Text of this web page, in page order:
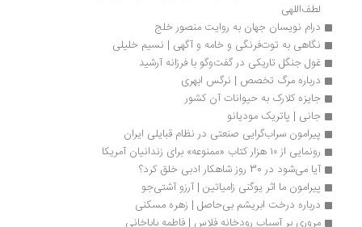
لطف‌اللهی
درام نویسان جهان به روایت منصور خلج
نگاهی به توت‌فرنگی و خامه و آگهی | نسیم خلیلی
غول جنگل تاریکی در گفت‌وگو با فرزانه آرشید
درباره مرگ تخصص | نرگس ابهری
جایزه کلارک به حیوانات آن کشور
جانی | پاتریک مودیانو
پیرامون سراب‌گرایی صنعتی در نظام قبایلی ایران
رونمایی از ۱۰ هزار کتاب «ممنوعه» برای زندانیان آمریکا
آیا می‌شود در 30 روز شاهکار ادبی خلق کرد؟
پیرامون ما اثر یوگنی زامیاتین | آرزو آشتی‌جو
درباره درخت ابریشم بی‌حاصل | زهره مسکنی
مروری بر آسیاب رودخانه فلاس | فاطمه باباخانی